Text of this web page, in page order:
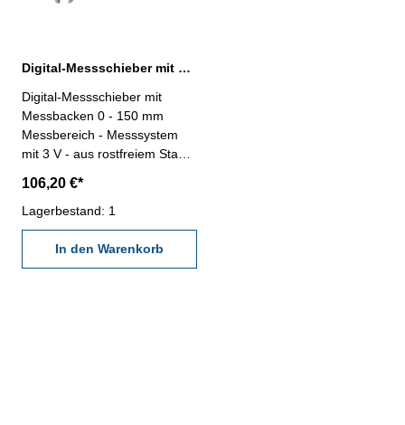
Digital-Messschieber mit Messbacken 0-150 mm 3V
Digital-Messschieber mit
Messbacken 0 - 150 mm
Messbereich - Messsystem
mit 3 V - aus rostfreiem Stahl,
Unit und Hold-Taste- Ablesung
0,01 mm / 0,0005"-
Datenausgang RB 5-
Genauigkeit 0,03 m - im
Behältnis/Kasten Messbereich
106,20 €*
Lagerbestand: 1
In den Warenkorb